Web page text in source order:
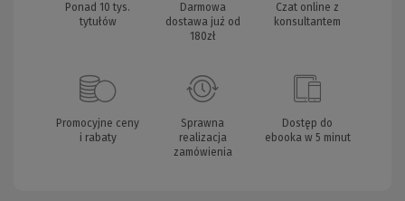
Ponad 10 tys.
tytułów
Darmowa
dostawa już od
180zł
Czat online z
konsultantem
Promocyjne ceny
i rabaty
Sprawna
realizacja
zamówienia
Dostęp do
ebooka w 5 minut